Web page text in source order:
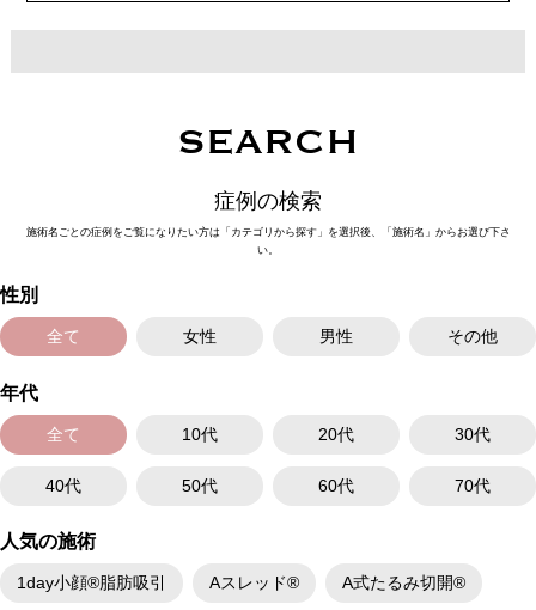
施術内容：医療用の細い縫合糸を使用し、皮膚から瞼板にかけて糸を通し
て結紮（けっさつ）し、皮下に糸を埋没させることで、くっきりとした二
で落ち着いていきますが、個人差があります。また、稀に細菌感染症、左
費用：スタンダード 2箇所107,800円(税込)〜6箇所239,800円(税込)
アペックス シングル437,800円(税込)～ダブル657,800円(税込)
シークレットアイズシングル712,800円(税込)〜ダブル877,800円(税込)
SEARCH
症例の検索
施術名ごとの症例をご覧になりたい方は「カテゴリから探す」を選択後、「施術名」からお選び下さ
い。
性別
全て 女性 男性 その他
年代
全て 10代 20代 30代
40代 50代 60代 70代
人気の施術
1day小顔®脂肪吸引 Aスレッド® A式たるみ切開®